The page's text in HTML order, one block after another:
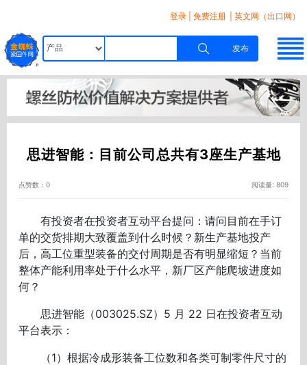
登录 免费注册 | 英文网（出口网）
发布
思进智能：目前公司总共有3座生产基地
点赞数：0 阅读量: 809
有投资者在投资者互动平台提问：请问目前在手订
单的交货排期大致覆盖到什么时候？新生产基地投产
后，高工位重型装备的交付周期是否有明显缩短？当前
整体产能利用率处于什么水平，新厂区产能爬坡进度如
何？
思进智能（003025.SZ）5 月 22 日在投资者互动
平台表示：
（1）根据冷成形装备工位数和各类可制零件尺寸的